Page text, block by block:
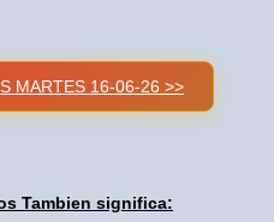
MARTES 16-06-26 >>
Tambien significa: